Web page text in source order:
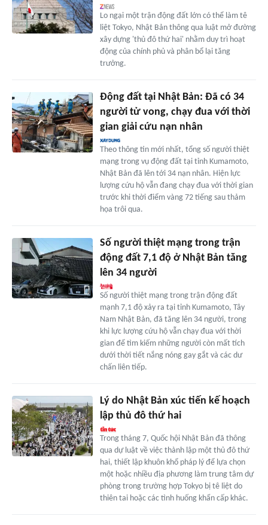
Lo ngại một trận động đất lớn có thể làm tê
liệt Tokyo, Nhật Bản thông qua luật mở đường
xây dựng 'thủ đô thứ hai' nhằm duy trì hoạt
động của chính phủ và phân bổ lại tăng
trưởng.
Động đất tại Nhật Bản: Đã có 34
người tử vong, chạy đua với thời
gian giải cứu nạn nhân
Theo thông tin mới nhất, tổng số người thiệt
mạng trong vụ động đất tại tỉnh Kumamoto,
Nhật Bản đã lên tới 34 nạn nhân. Hiện lực
lượng cứu hộ vẫn đang chạy đua với thời gian
trước khi thời điểm vàng 72 tiếng sau thảm
họa trôi qua.
Số người thiệt mạng trong trận
động đất 7,1 độ ở Nhật Bản tăng
lên 34 người
Số người thiệt mạng trong trận động đất
mạnh 7,1 độ xảy ra tại tỉnh Kumamoto, Tây
Nam Nhật Bản, đã tăng lên 34 người, trong
khi lực lượng cứu hộ vẫn chạy đua với thời
gian để tìm kiếm những người còn mất tích
dưới thời tiết nắng nóng gay gắt và các dư
chấn liên tiếp.
Lý do Nhật Bản xúc tiến kế hoạch
lập thủ đô thứ hai
Trong tháng 7, Quốc hội Nhật Bản đã thông
qua dự luật về việc thành lập một thủ đô thứ
hai, thiết lập khuôn khổ pháp lý để lựa chọn
một hoặc nhiều địa phương làm trung tâm dự
phòng trong trường hợp Tokyo bị tê liệt do
thiên tai hoặc các tình huống khẩn cấp khác.